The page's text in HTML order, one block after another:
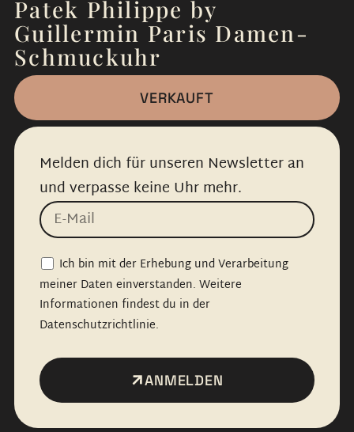
Patek Philippe by
Guillermin Paris Damen-
Schmuckuhr
VERKAUFT
Melden dich für unseren Newsletter an
und verpasse keine Uhr mehr.
Ich bin mit der Erhebung und Verarbeitung
meiner Daten einverstanden. Weitere
Informationen findest du in der
Datenschutzrichtlinie.
ANMELDEN